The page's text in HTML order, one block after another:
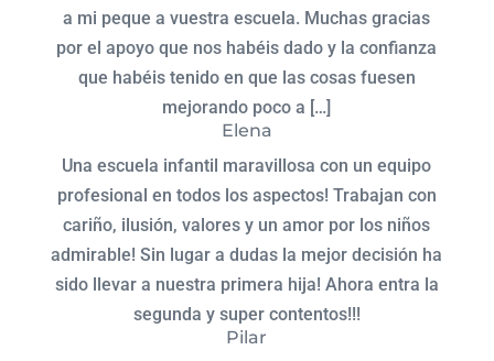
a mi peque a vuestra escuela. Muchas gracias
por el apoyo que nos habéis dado y la confianza
que habéis tenido en que las cosas fuesen
mejorando poco a […]
Elena
Una escuela infantil maravillosa con un equipo
profesional en todos los aspectos! Trabajan con
cariño, ilusión, valores y un amor por los niños
admirable! Sin lugar a dudas la mejor decisión ha
sido llevar a nuestra primera hija! Ahora entra la
segunda y super contentos!!!
Pilar